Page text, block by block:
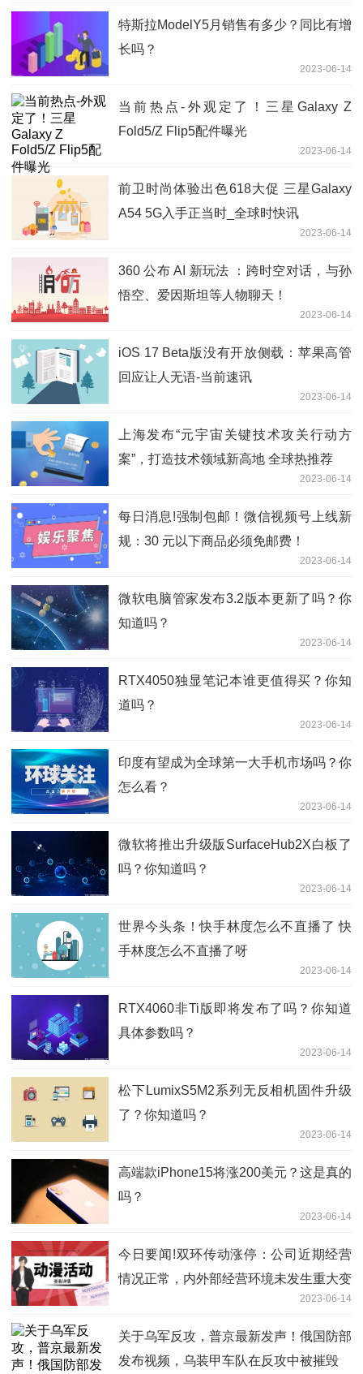
特斯拉ModelY5月销售有多少？同比有增
长吗？
2023-06-14
当前热点-外观定了！三星Galaxy Z
Fold5/Z Flip5配件曝光
2023-06-14
前卫时尚体验出色618大促 三星Galaxy
A54 5G入手正当时_全球时快讯
2023-06-14
360 公布 AI 新玩法 ：跨时空对话，与孙
悟空、爱因斯坦等人物聊天！
2023-06-14
iOS 17 Beta版没有开放侧载：苹果高管
回应让人无语-当前速讯
2023-06-14
上海发布“元宇宙关键技术攻关行动方
案”，打造技术领域新高地 全球热推荐
2023-06-14
每日消息!强制包邮！微信视频号上线新
规：30 元以下商品必须免邮费！
2023-06-14
微软电脑管家发布3.2版本更新了吗？你
知道吗？
2023-06-14
RTX4050独显笔记本谁更值得买？你知
道吗？
2023-06-14
印度有望成为全球第一大手机市场吗？你
怎么看？
2023-06-14
微软将推出升级版SurfaceHub2X白板了
吗？你知道吗？
2023-06-14
世界今头条！快手林度怎么不直播了 快
手林度怎么不直播了呀
2023-06-14
RTX4060非Ti版即将发布了吗？你知道
具体参数吗？
2023-06-14
松下LumixS5M2系列无反相机固件升级
了？你知道吗？
2023-06-14
高端款iPhone15将涨200美元？这是真的
吗？
2023-06-14
今日要闻!双环传动涨停：公司近期经营
情况正常，内外部经营环境未发生重大变
2023-06-14
关于乌军反攻，普京最新发声！俄国防部
发布视频，乌装甲车队在反攻中被摧毁